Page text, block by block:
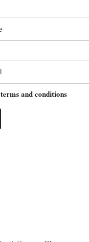
terms and conditions